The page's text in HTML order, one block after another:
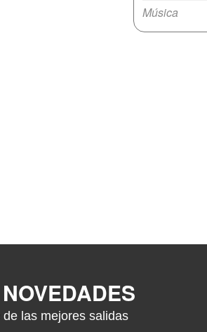
Música
las mejores salidas